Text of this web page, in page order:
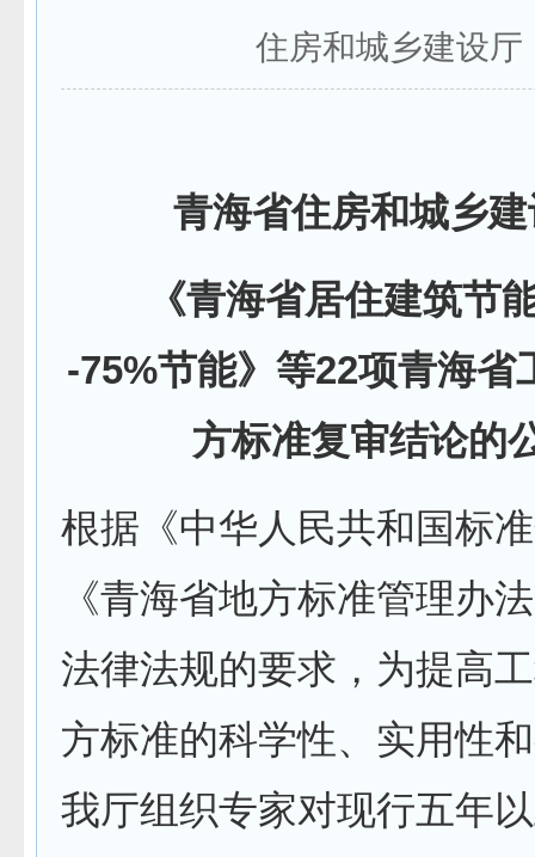
住房和城乡建设厅
青海省住房和城乡建
《青海省居住建筑节
-75%节能》等22项青海省
方标准复审结论的
根据《中华人民共和国标
《青海省地方标准管理办
法律法规的要求，为提高
方标准的科学性、实用性
我厅组织专家对现行五年